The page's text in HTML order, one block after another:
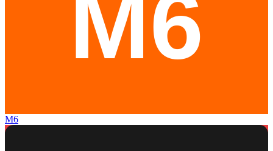
M6